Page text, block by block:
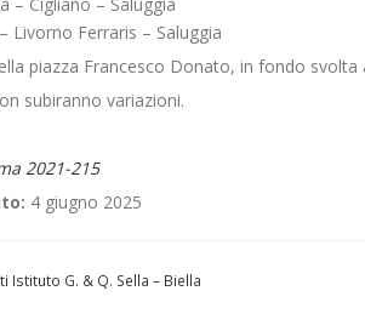
Livorno Ferraris – Saluggia
piazza Francesco Donato, in fondo
subiranno variazioni.
2021-215
4 giugno 2025
Istituto G. & Q. Sella – Biella